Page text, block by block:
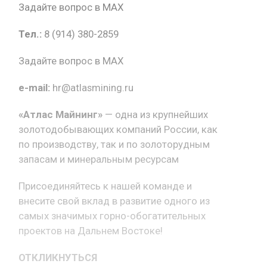
Задайте вопрос в MAX
Тел.: 8 (914) 380-2859
Задайте вопрос в MAX
e-mail: hr@atlasmining.ru
«Атлас Майнинг» — одна из крупнейших
золотодобывающих компаний России, как
по производству, так и по золоторудным
запасам и минеральным ресурсам
Присоединяйтесь к нашей команде и
внесите свой вклад в развитие одного из
самых значимых горно-обогатительных
проектов на Дальнем Востоке!
ОТКЛИКНУТЬСЯ